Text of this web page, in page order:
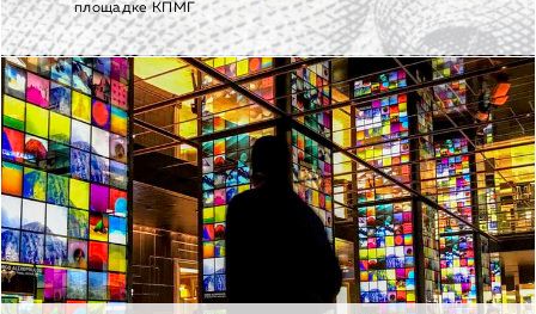
площадке КПМГ